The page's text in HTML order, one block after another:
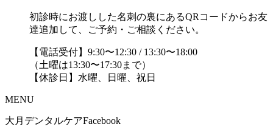
初診時にお渡しした名刺の裏にあるQRコードからお友
達追加して、ご予約・ご相談ください。
【電話受付】9:30〜12:30 / 13:30〜18:00
（土曜は13:30〜17:30まで）
【休診日】水曜、日曜、祝日
MENU
大月デンタルケアFacebook